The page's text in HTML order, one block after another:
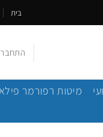
בית
מיטות רפורמר